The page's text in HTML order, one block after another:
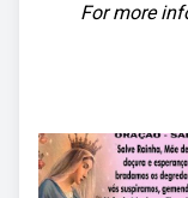
For more